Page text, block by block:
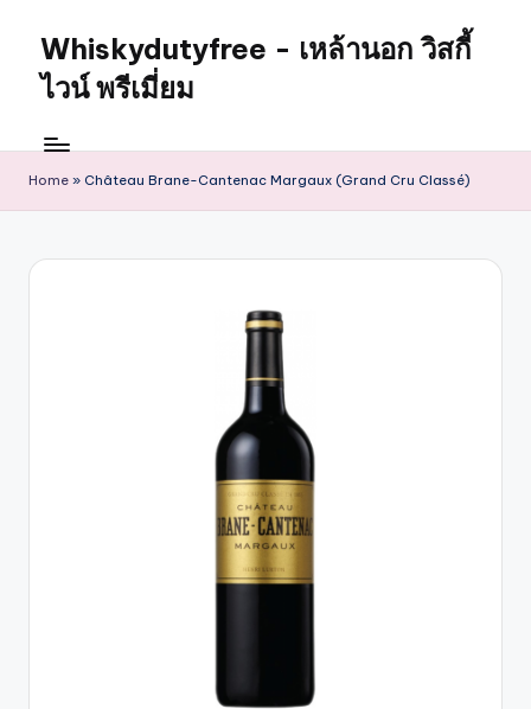
Whiskydutyfree - เหล้านอก วิสกี้
ไวน์ พรีเมี่ยม
Home » Château Brane-Cantenac Margaux (Grand Cru Classé)